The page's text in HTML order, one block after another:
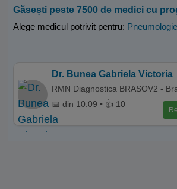
Găsești peste 7500 de medici cu
Alege medicul potrivit pentru: Pneumologie
Dr. Bunea Gabriela Victoria
RMN Diagnostica BRASOV2 -
📅 din 10.09 • 👍 10